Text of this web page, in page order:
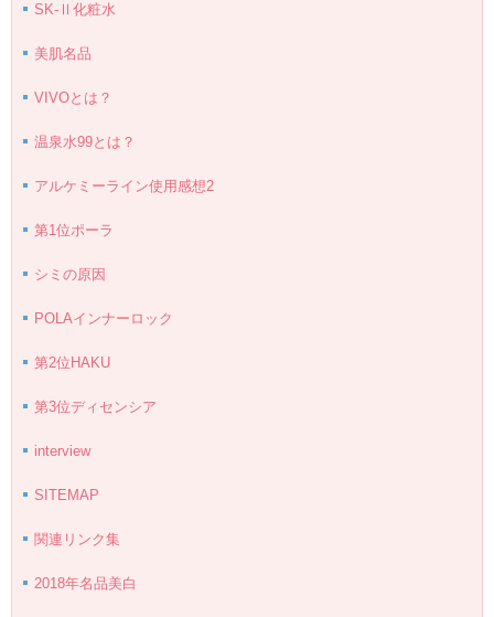
SK-Ⅱ化粧水
美肌名品
VIVOとは？
温泉水99とは？
アルケミーライン使用感想2
第1位ポーラ
シミの原因
POLAインナーロック
第2位HAKU
第3位ディセンシア
interview
SITEMAP
関連リンク集
2018年名品美白